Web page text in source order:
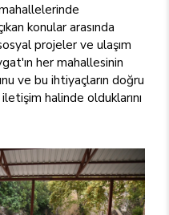
konular arasında
projeler ve ulaşım
her mahallesinin
ve bu ihtiyaçların doğru
halinde olduklarını